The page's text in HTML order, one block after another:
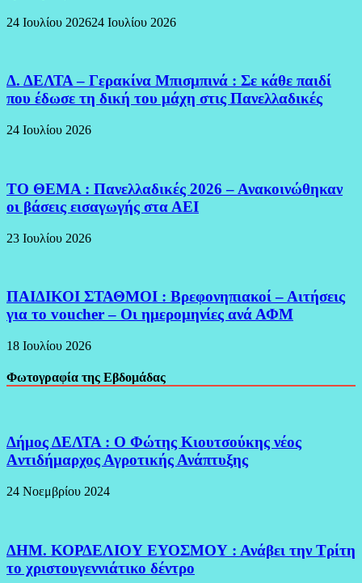
24 Ιουλίου 202624 Ιουλίου 2026
Δ. ΔΕΛΤΑ – Γερακίνα Μπισμπινά : Σε κάθε παιδί
που έδωσε τη δική του μάχη στις Πανελλαδικές
24 Ιουλίου 2026
ΤΟ ΘΕΜΑ : Πανελλαδικές 2026 – Ανακοινώθηκαν
οι βάσεις εισαγωγής στα ΑΕΙ
23 Ιουλίου 2026
ΠΑΙΔΙΚΟΙ ΣΤΑΘΜΟΙ : Βρεφονηπιακοί – Αιτήσεις
για το voucher – Οι ημερομηνίες ανά ΑΦΜ
18 Ιουλίου 2026
Φωτογραφία της Εβδομάδας
Δήμος ΔΕΛΤΑ : Ο Φώτης Κιουτσούκης νέος
Aντιδήμαρχος Αγροτικής Ανάπτυξης
24 Νοεμβρίου 2024
ΔΗΜ. ΚΟΡΔΕΛΙΟΥ ΕΥΟΣΜΟΥ : Ανάβει την Τρίτη
το χριστουγεννιάτικο δέντρο